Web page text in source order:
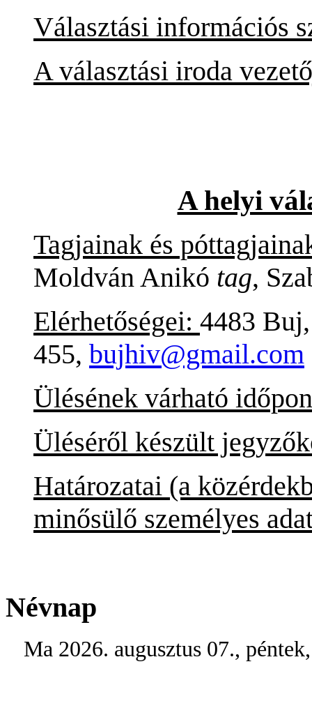
Választási információs
A választási iroda
A helyi
Tagjainak és
Moldván Anikó tag,
Elérhetőségei: 4483
455, bujhiv@gmail.com
Ülésének várható
Üléséről készült
Határozatai (a
minősülő személyes
Névnap
Ma 2026. augusztus 07.,